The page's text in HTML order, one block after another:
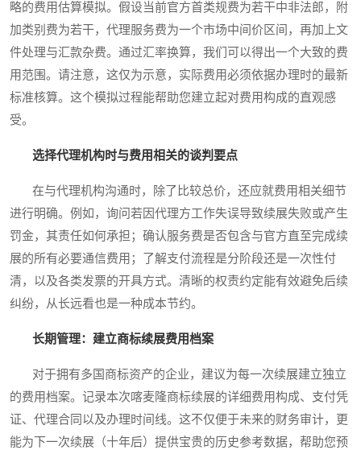
略的费用估算模拟。假设当前官方首类规费为若干中非法郎，附
加类别费为若干，代理服务费为一个市场中间价区间，再加上文
件处理与汇款杂费。通过汇率换算，我们可以得出一个大致的费
用范围。请注意，这仅为示意，实际费用必须依据办理时的最新
标准核算。这个模拟过程能帮助您建立起对费用构成的直观感
受。
选择代理机构时与费用相关的谈判要点
在与代理机构沟通时，除了比较总价，还应就费用相关细节
进行明确。例如，询问若因代理方工作失误导致续展失败或产生
罚金，其责任如何承担；确认服务费是否包含与官方直至完成续
展的所有必要通信费用；了解支付流程是分阶段还是一次性付
清，以及各类发票的开具方式。清晰的权责约定能有效避免后续
纠纷，从长远看也是一种成本节约。
长期管理：建立商标续展费用档案
对于拥有多国商标资产的企业，建议为每一次续展建立独立
的费用档案。记录本次喀麦隆商标续展的详细费用构成、支付凭
证、代理合同以及办理时间线。这不仅便于未来的财务审计，更
能为下一次续展（十年后）提供宝贵的历史参考数据，帮助您预